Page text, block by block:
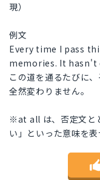
現）
例文
Every time I pass
memories. It hasn't
この道を通るたびに
全然変わりません。
※at all は、否定文と
い」といった意味を表